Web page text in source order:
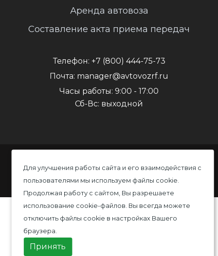
Для улучшения работы сайта и его взаимодействия с
пользователями мы используем файлы cookie.
Продолжая работу с сайтом, Вы разрешаете
использование cookie-файлов. Вы всегда можете
отключить файлы cookie в настройках Вашего
браузера.
Принять
Аренда автовоза
Составление акта приема передач
Телефон: +7 (800) 444-75-73
Почта: manager@avtovozrf.ru
Часы работы: 9:00 - 17:00
Сб-Вс: выходной
Политика конфиденциальности